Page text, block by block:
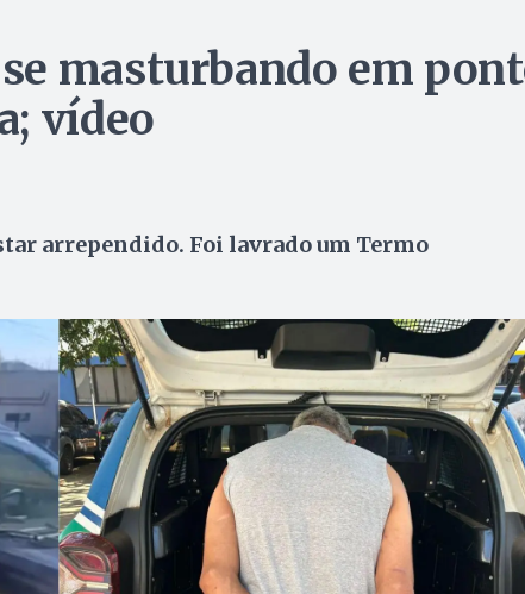
masturbando em
vídeo
arrependido. Foi lavrado um Termo